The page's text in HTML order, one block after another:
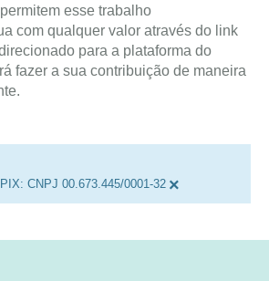
esse trabalho
com qualquer valor através do link
para a plataforma do
fazer a sua contribuição de maneira
CNPJ 00.673.445/0001-32 ×